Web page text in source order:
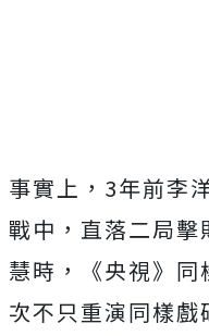
事實上，3年前李
戰中，直落二局
慧時，《央視》
次不只重演同樣